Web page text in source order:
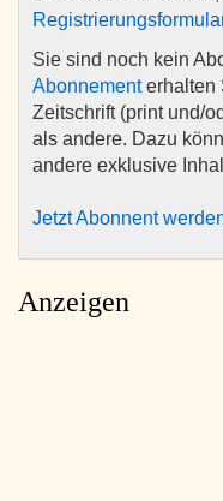
Sie sind noch kein
Abonnementerhalten
Zeitschrift (print und/
als andere. Dazu
andere exklusive
Jetzt Abonnent
Anzeigen